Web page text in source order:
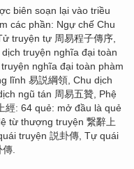
biên soạn lại vào triều
các phần: Ngự chế Chu
truyện tự 周易程子傳序,
truyện nghĩa đại toàn
nghĩa đại toàn phàm
lĩnh 易説綱領, Chu dịch
ngũ tán 周易五贊, Phệ
經: 64 quẻ: mở đầu là quẻ
từ thượng truyện 繋辭上
truyện 説卦傳, Tự quái
.